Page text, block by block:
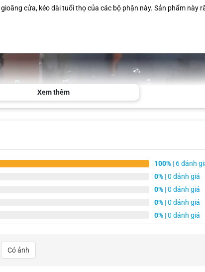
cửa, kéo dài tuổi thọ của các bộ phận này. Sản phẩm này
Xem thêm
100% | 6 đánh
0% | 0 đánh giá
0% | 0 đánh giá
0% | 0 đánh giá
0% | 0 đánh giá
Có ảnh